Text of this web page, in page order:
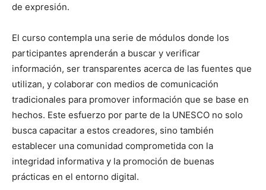
de expresión.
El curso contempla una serie de módulos donde los
participantes aprenderán a buscar y verificar
información, ser transparentes acerca de las fuentes que
utilizan, y colaborar con medios de comunicación
tradicionales para promover información que se base en
hechos. Este esfuerzo por parte de la UNESCO no solo
busca capacitar a estos creadores, sino también
establecer una comunidad comprometida con la
integridad informativa y la promoción de buenas
prácticas en el entorno digital.